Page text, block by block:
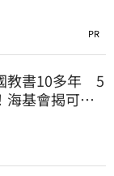
PR
教書10多年 5
海基會揭可能